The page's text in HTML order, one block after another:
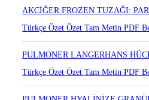
Türkçe ÖzetÖzetTam MetinPDF
AKCİĞER FROZEN TUZAĞI:
Türkçe ÖzetÖzetTam MetinPDF
PULMONER LANGERHANS